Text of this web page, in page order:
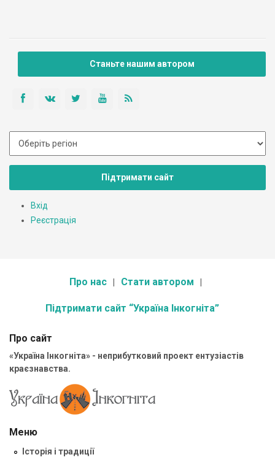
Станьте нашим автором
Підтримати сайт
Вхід
Реєстрація
Про нас Стати автором
Підтримати сайт “Україна Інкогніта”
Про сайт
«Україна Інкогніта» - неприбутковий проект ентузіастів
краєзнавства.
Меню
Історія і традиції